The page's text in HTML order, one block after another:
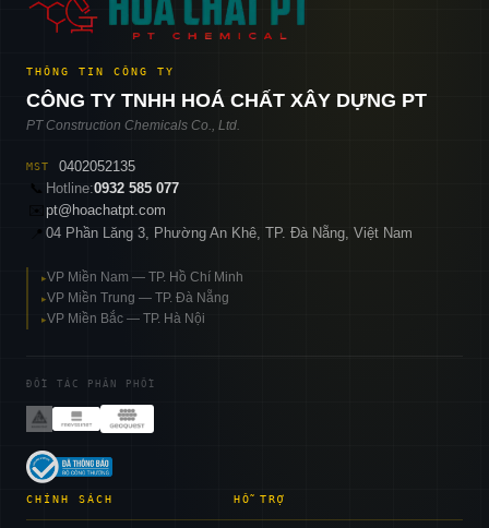
THÔNG TIN CÔNG TY
CÔNG TY TNHH HOÁ CHẤT XÂY DỰNG PT
PT Construction Chemicals Co., Ltd.
MST
0402052135
📞 Hotline:0932 585 077
pt@hoachatpt.com
04 Phần Lăng 3, Phường An Khê, TP. Đà Nẵng, Việt Nam
▸VP Miền Nam — TP. Hồ Chí Minh
▸VP Miền Trung — TP. Đà Nẵng
▸VP Miền Bắc — TP. Hà Nội
ĐỐI TÁC PHÂN PHỐI
CHÍNH SÁCH HỖ TRỢ